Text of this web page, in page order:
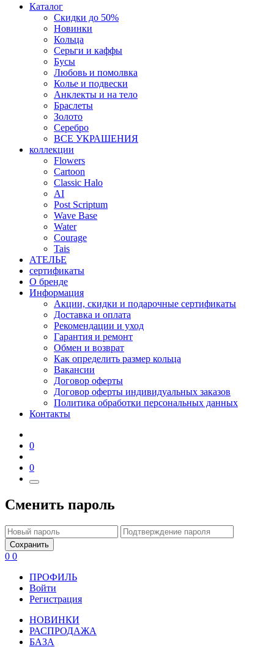
Каталог
Скидки до 50%
Новинки
Кольца
Серьги и каффы
Бусы
Любовь и помолвка
Колье и подвески
Анклекты и на тело
Браслеты
Золото
Серебро
ВСЕ УКРАШЕНИЯ
коллекции
Flowers
Cartoon
Classic Halo
AI
Post Scriptum
Wave Base
Water
Courage
Tais
АТЕЛЬЕ
сертификаты
О бренде
Информация
Акции, скидки и подарочные сертификаты
Доставка и оплата
Рекомендации и уход
Гарантия и ремонт
Обмен и возврат
Как определить размер кольца
Вакансии
Договор оферты
Договор оферты индивидуальных заказов
Политика обработки персональных данных
Контакты
0
0
Сменить пароль
Сохранить
0 0
ПРОФИЛЬ
Войти
Регистрация
НОВИНКИ
РАСПРОДАЖА
БАЗА